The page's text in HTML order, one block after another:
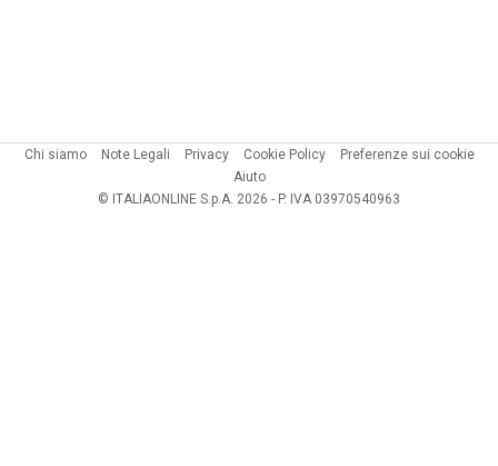
Chi siamo Note Legali Privacy Cookie Policy
Preferenze sui cookie
Aiuto
© ITALIAONLINE S.p.A. 2026 - P. IVA 03970540963